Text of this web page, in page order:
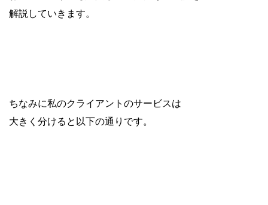
解説していきます。
ちなみに私のクライアントのサービスは
大きく分けると以下の通りです。